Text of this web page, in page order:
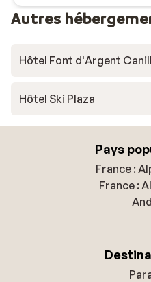
Autres
Hôtel Font d'Argent
Hôtel Ski Plaza
Pays
France :
France :